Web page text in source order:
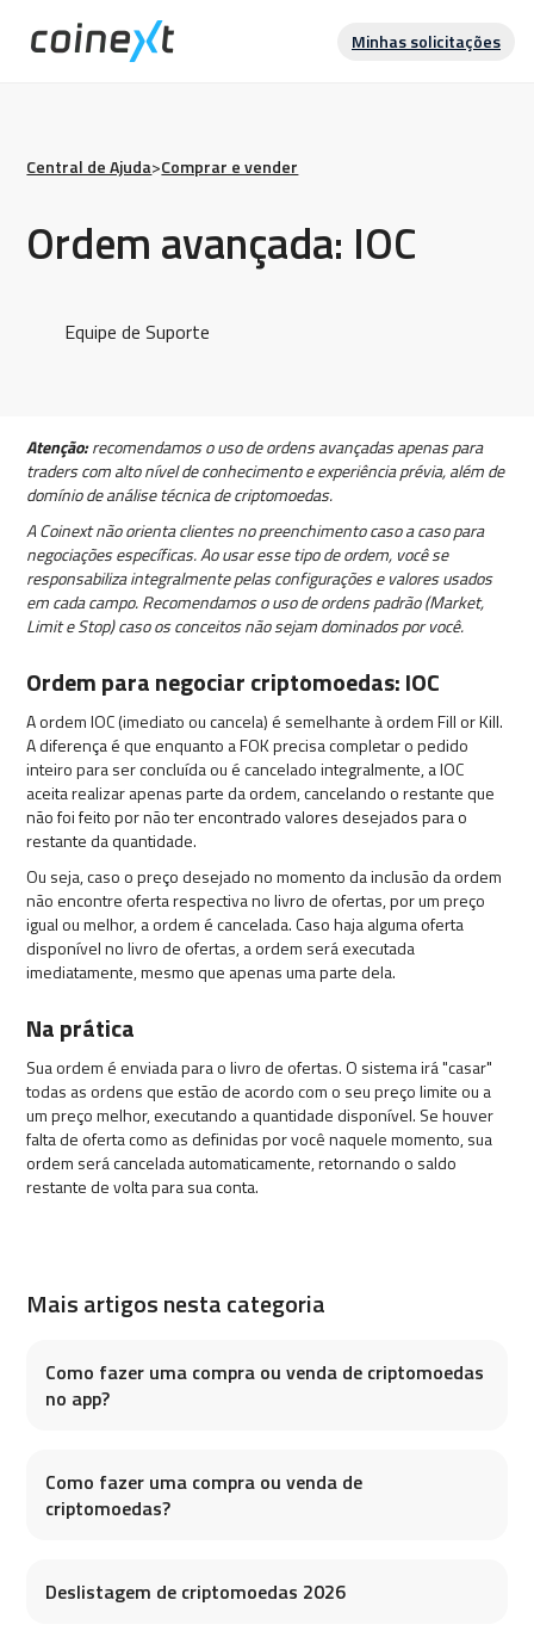
Minhas solicitações
Central de Ajuda>Comprar e vender
Ordem avançada: IOC
Equipe de Suporte
Atenção:recomendamos o uso de ordens avançadas apenas para
traders com alto nível de conhecimento e experiência prévia, além de
domínio de análise técnica de criptomoedas.
A Coinext não orienta clientes no preenchimento caso a caso para
negociações específicas. Ao usar esse tipo de ordem, você se
responsabiliza integralmente pelas configurações e valores usados
em cada campo. Recomendamos o uso de ordens padrão (Market,
Limit e Stop) caso os conceitos não sejam dominados por você.
Ordem para negociar criptomoedas: IOC
A ordem IOC (imediato ou cancela) é semelhante à ordem Fill or Kill.
A diferença é que enquanto a FOK precisa completar o pedido
inteiro para ser concluída ou é cancelado integralmente, a IOC
aceita realizar apenas parte da ordem, cancelando o restante que
não foi feito por não ter encontrado valores desejados para o
restante da quantidade.
Ou seja, caso o preço desejado no momento da inclusão da ordem
não encontre oferta respectiva no livro de ofertas, por um preço
igual ou melhor, a ordem é cancelada. Caso haja alguma oferta
disponível no livro de ofertas, a ordem será executada
imediatamente, mesmo que apenas uma parte dela.
Na prática
Sua ordem é enviada para o livro de ofertas. O sistema irá "casar"
todas as ordens que estão de acordo com o seu preço limite ou a
um preço melhor, executando a quantidade disponível. Se houver
falta de oferta como as definidas por você naquele momento, sua
ordem será cancelada automaticamente, retornando o saldo
restante de volta para sua conta.
Mais artigos nesta categoria
Como fazer uma compra ou venda de criptomoedas
no app?
Como fazer uma compra ou venda de
criptomoedas?
Deslistagem de criptomoedas 2026